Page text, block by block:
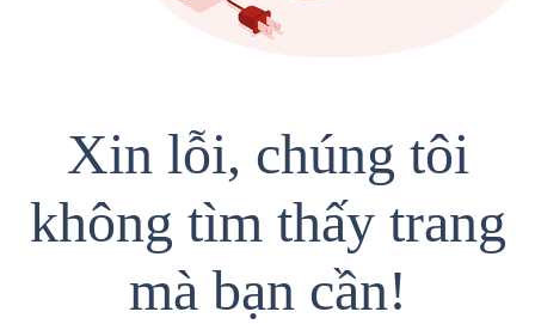
Xin lỗi, chúng tôi
không tìm thấy trang
mà bạn cần!